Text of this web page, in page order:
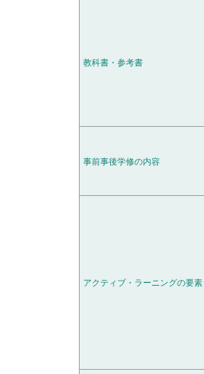
教科書・参考書
事前事後学修の内容
アクティブ・ラーニングの要素